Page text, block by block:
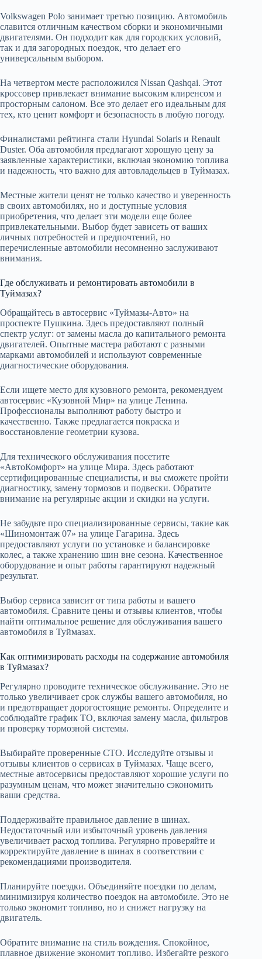
Volkswagen Polo занимает третью позицию. Автомобиль
славится отличным качеством сборки и экономичными
двигателями. Он подходит как для городских условий,
так и для загородных поездок, что делает его
универсальным выбором.
На четвертом месте расположился Nissan Qashqai. Этот
кроссовер привлекает внимание высоким клиренсом и
просторным салоном. Все это делает его идеальным для
тех, кто ценит комфорт и безопасность в любую погоду.
Финалистами рейтинга стали Hyundai Solaris и Renault
Duster. Оба автомобиля предлагают хорошую цену за
заявленные характеристики, включая экономию топлива
и надежность, что важно для автовладельцев в Туймазах.
Местные жители ценят не только качество и уверенность
в своих автомобилях, но и доступные условия
приобретения, что делает эти модели еще более
привлекательными. Выбор будет зависеть от ваших
личных потребностей и предпочтений, но
перечисленные автомобили несомненно заслуживают
внимания.
Где обслуживать и ремонтировать автомобили в
Туймазах?
Обращайтесь в автосервис «Туймазы-Авто» на
проспекте Пушкина. Здесь предоставляют полный
спектр услуг: от замены масла до капитального ремонта
двигателей. Опытные мастера работают с разными
марками автомобилей и используют современные
диагностические оборудования.
Если ищете место для кузовного ремонта, рекомендуем
автосервис «Кузовной Мир» на улице Ленина.
Профессионалы выполняют работу быстро и
качественно. Также предлагается покраска и
восстановление геометрии кузова.
Для технического обслуживания посетите
«АвтоКомфорт» на улице Мира. Здесь работают
сертифицированные специалисты, и вы сможете пройти
диагностику, замену тормозов и подвески. Обратите
внимание на регулярные акции и скидки на услуги.
Не забудьте про специализированные сервисы, такие как
«Шиномонтаж 07» на улице Гагарина. Здесь
предоставляют услуги по установке и балансировке
колес, а также хранению шин вне сезона. Качественное
оборудование и опыт работы гарантируют надежный
результат.
Выбор сервиса зависит от типа работы и вашего
автомобиля. Сравните цены и отзывы клиентов, чтобы
найти оптимальное решение для обслуживания вашего
автомобиля в Туймазах.
Как оптимизировать расходы на содержание автомобиля
в Туймазах?
Регулярно проводите техническое обслуживание. Это не
только увеличивает срок службы вашего автомобиля, но
и предотвращает дорогостоящие ремонты. Определите и
соблюдайте график ТО, включая замену масла, фильтров
и проверку тормозной системы.
Выбирайте проверенные СТО. Исследуйте отзывы и
отзывы клиентов о сервисах в Туймазах. Чаще всего,
местные автосервисы предоставляют хорошие услуги по
разумным ценам, что может значительно сэкономить
ваши средства.
Поддерживайте правильное давление в шинах.
Недостаточный или избыточный уровень давления
увеличивает расход топлива. Регулярно проверяйте и
корректируйте давление в шинах в соответствии с
рекомендациями производителя.
Планируйте поездки. Объединяйте поездки по делам,
минимизируя количество поездок на автомобиле. Это не
только экономит топливо, но и снижет нагрузку на
двигатель.
Обратите внимание на стиль вождения. Спокойное,
плавное движение экономит топливо. Избегайте резкого